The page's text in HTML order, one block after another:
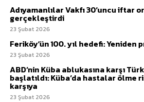
Adıyamanlılar Vakfı 30’uncu iftar
gerçekleştirdi
23 Şubat 2026
Feriköy’ün 100. yıl hedefi:
23 Şubat 2026
ABD’nin Küba ablukasına karşı
başlatıldı: Küba’da hastalar ölme
karşıya
23 Şubat 2026